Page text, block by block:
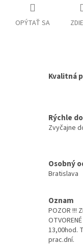
OPÝTAŤ SA
Kvalitná
Rýchle
Zvyčajne
Osobný
Bratislava
Oznam
POZOR !!!
13,00hod.
prac.dní.